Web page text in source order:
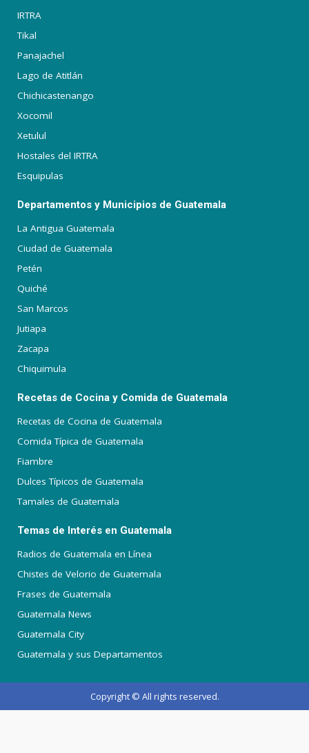
IRTRA
Tikal
Panajachel
Lago de Atitlán
Chichicastenango
Xocomil
Xetulul
Hostales del IRTRA
Esquipulas
Departamentos y Municipios de Guatemala
La Antigua Guatemala
Ciudad de Guatemala
Petén
Quiché
San Marcos
Jutiapa
Zacapa
Chiquimula
Recetas de Cocina y Comida de Guatemala
Recetas de Cocina de Guatemala
Comida Típica de Guatemala
Fiambre
Dulces Típicos de Guatemala
Tamales de Guatemala
Temas de Interés en Guatemala
Radios de Guatemala en Línea
Chistes de Velorio de Guatemala
Frases de Guatemala
Guatemala News
Guatemala City
Guatemala y sus Departamentos
Copyright © All rights reserved.